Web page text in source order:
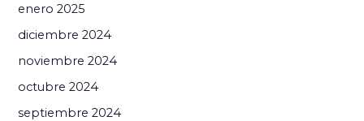
enero 2025
diciembre 2024
noviembre 2024
octubre 2024
septiembre 2024